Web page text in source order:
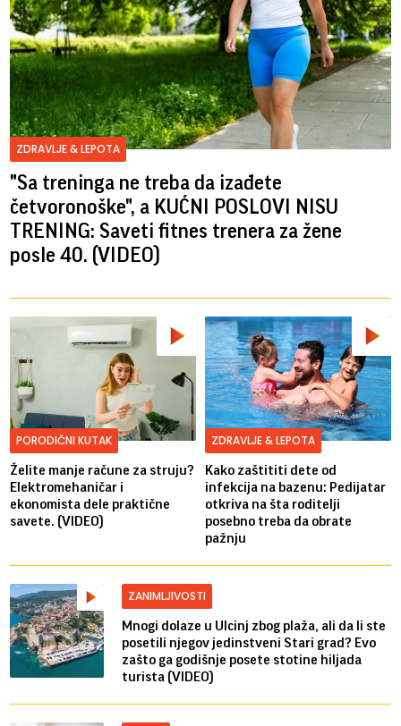
ZDRAVLJE & LEPOTA
"Sa treninga ne treba da izađete
četvoronoške", a KUĆNI POSLOVI NISU
TRENING: Saveti fitnes trenera za žene
posle 40. (VIDEO)
PORODIČNI KUTAK
Želite manje račune za struju?
Elektromehaničar i
ekonomista dele praktične
savete. (VIDEO)
ZDRAVLJE & LEPOTA
Kako zaštititi dete od
infekcija na bazenu: Pedijatar
otkriva na šta roditelji
posebno treba da obrate
pažnju
ZANIMLJIVOSTI
Mnogi dolaze u Ulcinj zbog plaža, ali da li ste
posetili njegov jedinstveni Stari grad? Evo
zašto ga godišnje posete stotine hiljada
turista (VIDEO)